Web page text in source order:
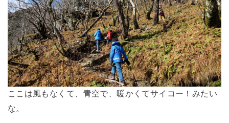
ここは風もなくて、青空で、暖かくてサイコー！みたい
な。